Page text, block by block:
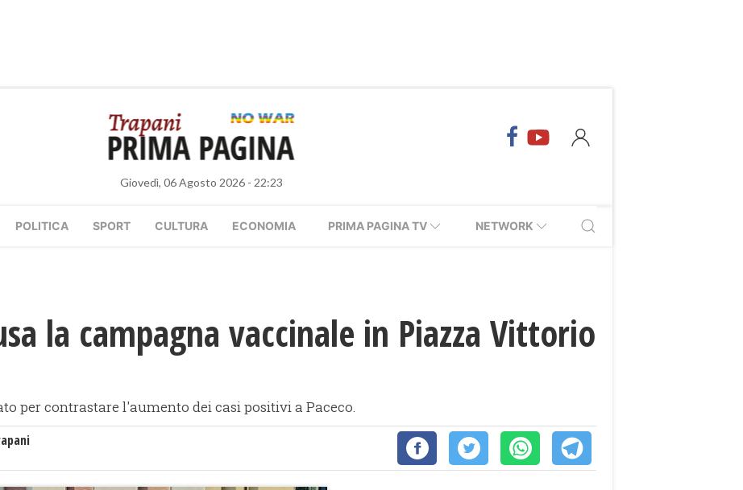
Giovedì, 06 Agosto 2026 - 22:23
POLITICA SPORT CULTURA ECONOMIA PRIMA PAGINA TV NETWORK
la campagna vaccinale in Piazza Vittorio
per contrastare l'aumento dei casi positivi a Paceco.